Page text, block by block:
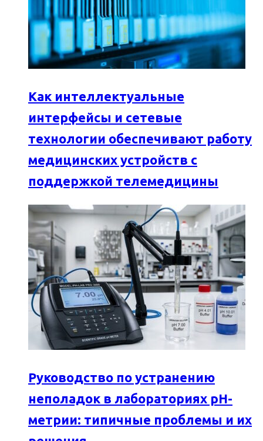
Как интеллектуальные
интерфейсы и сетевые
технологии обеспечивают работу
медицинских устройств с
поддержкой телемедицины
Руководство по устранению
неполадок в лабораториях pH-
метрии: типичные проблемы и их